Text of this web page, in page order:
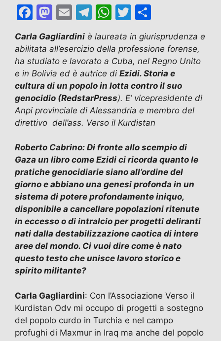
F
c
e
b
o
o
k
M
st
o
d
o
n
E
ai
l
T
e
gr
a
m
W
at
s
A
p
p
T
itt
er
n
di
vi
di
Carla Gagliardini è laureata in giurisprudenza e
abilitata all’esercizio della professione forense,
ha studiato e lavorato a Cuba, nel Regno Unito
e in Bolivia ed è autrice di Ezidi. Storia e
cultura di un popolo in lotta contro il suo
genocidio (RedstarPress). E’ vicepresidente di
Anpi provinciale di Alessandria e membro del
direttivo dell’ass. Verso il Kurdistan
Roberto Cabrino: Di fronte allo scempio di
Gaza un libro come Ezidi ci ricorda quanto le
pratiche genocidiarie siano all’ordine del
giorno e abbiano una genesi profonda in un
sistema di potere profondamente iniquo,
disponibile a cancellare popolazioni ritenute
in eccesso o di intralcio per progetti deliranti
nati dalla destabilizzazione caotica di intere
aree del mondo. Ci vuoi dire come è nato
questo testo che unisce lavoro storico e
spirito militante?
Carla Gagliardini: Con l’Associazione Verso il
Kurdistan Odv mi occupo di progetti a sostegno
del popolo curdo in Turchia e nel campo
profughi di Maxmur in Iraq ma anche del popolo